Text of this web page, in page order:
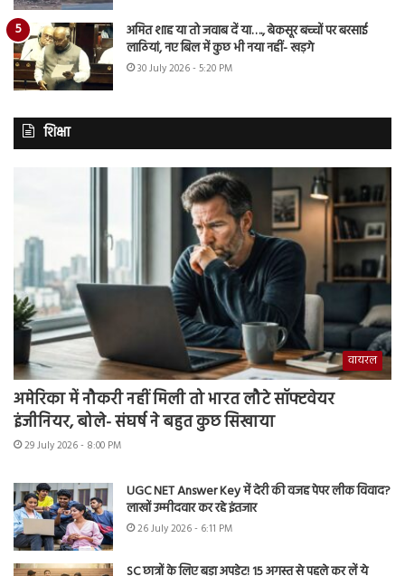
अमित शाह या तो जवाब दें या…., बेकसूर बच्चों पर बरसाई
लाठियां, नए बिल में कुछ भी नया नहीं- खड़गे
30 July 2026 - 5:20 PM
शिक्षा
वायरल
अमेरिका में नौकरी नहीं मिली तो भारत लौटे सॉफ्टवेयर
इंजीनियर, बोले- संघर्ष ने बहुत कुछ सिखाया
29 July 2026 - 8:00 PM
UGC NET Answer Key में देरी की वजह पेपर लीक विवाद?
लाखों उम्मीदवार कर रहे इंतजार
26 July 2026 - 6:11 PM